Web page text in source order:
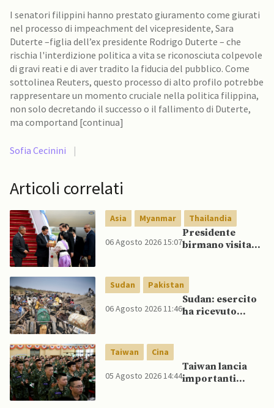
I senatori filippini hanno prestato giuramento come giurati
nel processo di impeachment del vicepresidente, Sara
Duterte –figlia dell’ex presidente Rodrigo Duterte – che
rischia l'interdizione politica a vita se riconosciuta colpevole
di gravi reati e di aver tradito la fiducia del pubblico. Come
sottolinea Reuters, questo processo di alto profilo potrebbe
rappresentare un momento cruciale nella politica filippina,
non solo decretando il successo o il fallimento di Duterte,
ma comportand [continua]
Sofia Cecinini |
Articoli correlati
Asia Myanmar Thailandia
06 Agosto 2026 15:07
Presidente
birmano visita
Myanmar ad
ASEAN
Sudan Pakistan
06 Agosto 2026 11:46
Sudan: esercito
ha ricevuto
Taiwan Cina
05 Agosto 2026 14:44
Taiwan lancia
importanti